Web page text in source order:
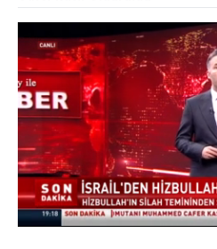
Sesi
Aç
Yüklendi:
23.68%